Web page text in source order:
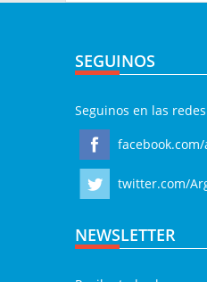
SEGUINOS
Seguinos en las
twitter.com/
NEWSLETTER